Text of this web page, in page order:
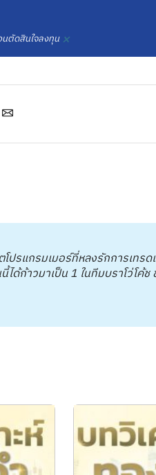
นตัดสินใจลงทุน ×
ปรแกรมเมอร์ที่หลงรักการเทรด
ด้ก้าวมาเป็น 1 ในทีมบราโว่โค้ช